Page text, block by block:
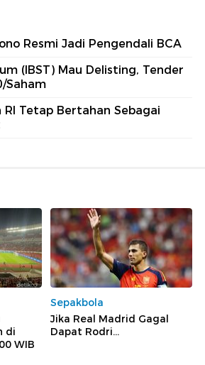
Resmi Jadi Pengendali BCA
(IBST) Mau Delisting, Tender
Saham
RI Tetap Bertahan Sebagai
di
WIB
Sepakbola
Jika Real Madrid Gagal
Dapat Rodri...